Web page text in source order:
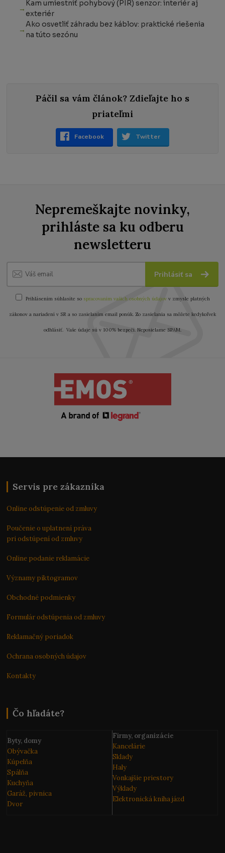
Kam umiestniť pohybový (PIR) senzor: interiér aj
exteriér
Ako osvetliť záhradu bez káblov: praktické riešenia
na túto sezónu
Páčil sa vám článok? Zdieľajte ho s
priateľmi
Facebook Twitter
Nepremeškajte novinky,
prihláste sa ku odberu
newsletteru
Prihlásiť sa
Prihlásením súhlasíte so spracovaním vašich osobných údajovv zmysle platných
zákonov a nariadení v SR a so zasielaním email ponúk. Zo zasielania sa môžete kedykoľvek
odhlásiť. Vaše údaje sú v 100% bezpečí. Neposielame SPAM.
Servis pre zákazníka
Online odstúpenie od zmluvy
Poučenie o uplatnení práva
pri odstúpení od zmluvy
Online podanie reklamácie
Významy piktogramov
Obchodné podmienky
Formulár odstúpenia od zmluvy
Reklamačný poriadok
Ochrana osobných údajov
Kontakty
Čo hľadáte?
Byty, domy
Obývačka
Kúpelňa
Spálňa
Kuchyňa
Garáž, pivnica
Dvor
Firmy, organizácie
Kancelárie
Sklady
Haly
Vonkajšie priestory
Výklady
Elektronická knihajázd